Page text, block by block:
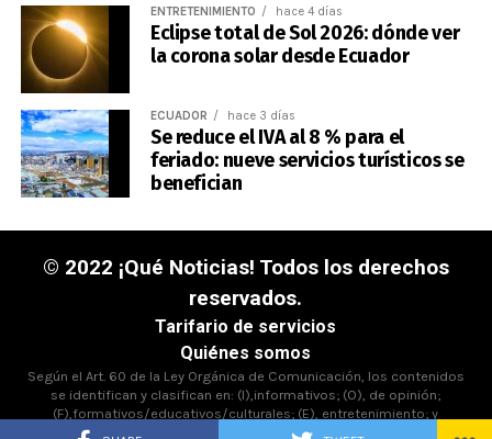
ENTRETENIMIENTO hace 4 días
Eclipse total de Sol 2026: dónde ver
la corona solar desde Ecuador
ECUADOR hace 3 días
Se reduce el IVA al 8 % para el
feriado: nueve servicios turísticos se
benefician
© 2022 ¡Qué Noticias! Todos los derechos
reservados.
Tarifario de servicios
Quiénes somos
Según el Art. 60 de la Ley Orgánica de Comunicación, los contenidos
se identifican y clasifican en: (I),informativos; (O), de opinión;
(F),formativos/educativos/culturales; (E), entretenimiento; y
(D),deportivos.